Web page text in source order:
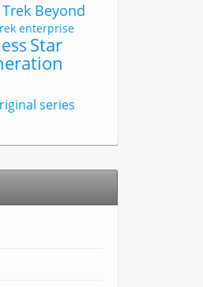
Beyond
enterprise
Star
series